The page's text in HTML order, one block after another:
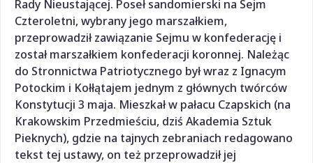
Rady Nieustającej. Poseł sandomierski na Sejm
Czteroletni, wybrany jego marszałkiem,
przeprowadził zawiązanie Sejmu w konfederację i
został marszałkiem konfederacji koronnej. Należąc
do Stronnictwa Patriotycznego był wraz z Ignacym
Potockim i Kołłątajem jednym z głównych twórców
Konstytucji 3 maja. Mieszkał w pałacu Czapskich (na
Krakowskim Przedmieściu, dziś Akademia Sztuk
Pieknych), gdzie na tajnych zebraniach redagowano
tekst tej ustawy, on też przeprowadził jej